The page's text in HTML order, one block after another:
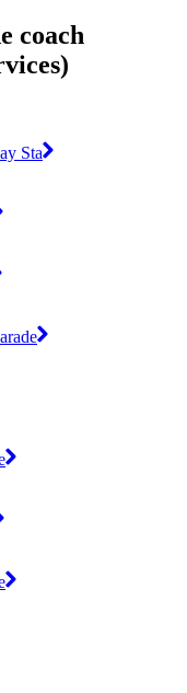
coach
Sta